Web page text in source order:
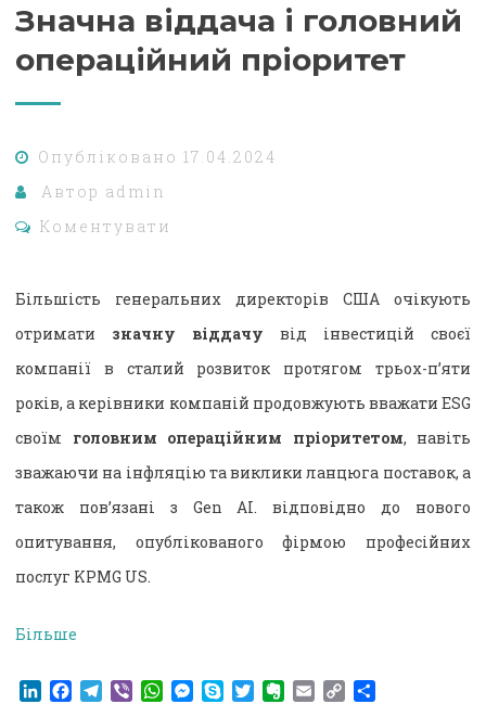
Значна віддача і головний
операційний пріоритет
Опубліковано 17.04.2024
Автор admin
Коментувати
Більшість генеральних директорів США очікують
отримати значну віддачу від інвестицій своєї
компанії в сталий розвиток протягом трьох-п’яти
років, а керівники компаній продовжують вважати ESG
своїм головним операційним пріоритетом, навіть
зважаючи на інфляцію та виклики ланцюга поставок, а
також пов’язані з Gen AI. відповідно до нового
опитування, опублікованого фірмою професійних
послуг KPMG US.
Більше
LinkedIn
Facebook
Telegram
ViberWhatsApp
Messenger
SkypeTwitterEvernote
EmailCopy